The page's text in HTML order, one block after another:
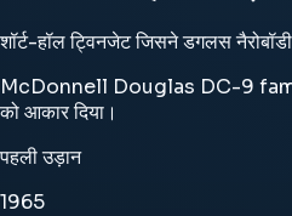
शॉर्ट-हॉल ट्विनजेट जिसने डगलस
McDonnell Douglas DC-9 family
को आकार दिया।
पहली उड़ान
1965